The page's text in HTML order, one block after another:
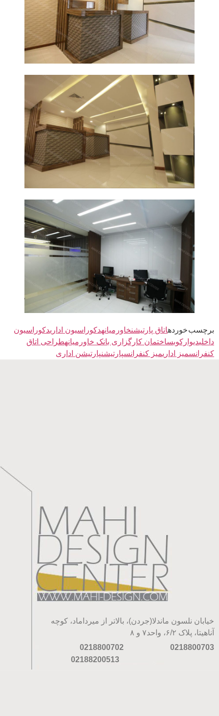
برچسب خوردهاتاق پارتیشنخاورمیانهدکوراسیون اداریدکوراسیون
داخلیدیوارکوبساختمان کارگزاری بانک خاورمیانهطراحی اتاق
کنفرانسمیز اداریمیز کنفرانسپارتیشنپارتیشن اداری
خیابان نلسون ماندلا(جردن)، بالاتر از میرداماد، کوچه
آناهیتا، پلاک ۶/۲، واحد۷ و ۸
0218800703
0218800702
02188200513